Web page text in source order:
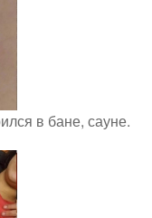
в бане, сауне.